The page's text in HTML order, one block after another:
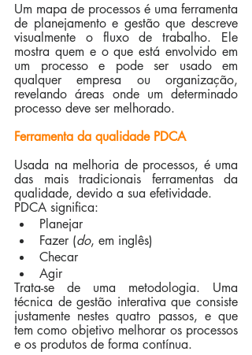
Um mapa de processos é uma ferramenta
de planejamento e gestão que descreve
visualmente o fluxo de trabalho. Ele
mostra quem e o que está envolvido em
um processo e pode ser usado em
qualquer empresa ou organização,
revelando áreas onde um determinado
processo deve ser melhorado.
Ferramenta da qualidade PDCA
Usada na melhoria de processos, é uma
das mais tradicionais ferramentas da
qualidade, devido a sua efetividade.
PDCA significa:
Planejar
Fazer (do, em inglês)
Checar
Agir
Trata-se de uma metodologia. Uma
técnica de gestão interativa que consiste
justamente nestes quatro passos, e que
tem como objetivo melhorar os processos
e os produtos de forma contínua.